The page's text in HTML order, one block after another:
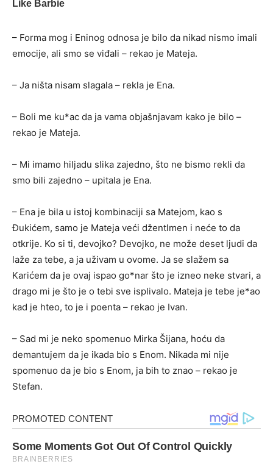
– Forma mog i Eninog odnosa je bilo da nikad nismo imali
emocije, ali smo se viđali – rekao je Mateja.
– Ja ništa nisam slagala – rekla je Ena.
– Boli me ku*ac da ja vama objašnjavam kako je bilo –
rekao je Mateja.
– Mi imamo hiljadu slika zajedno, što ne bismo rekli da
smo bili zajedno – upitala je Ena.
– Ena je bila u istoj kombinaciji sa Matejom, kao s
Đukićem, samo je Mateja veći džentlmen i neće to da
otkrije. Ko si ti, devojko? Devojko, ne može deset ljudi da
laže za tebe, a ja uživam u ovome. Ja se slažem sa
Karićem da je ovaj ispao go*nar što je izneo neke stvari, a
drago mi je što je o tebi sve isplivalo. Mateja je tebe je*ao
kad je hteo, to je i poenta – rekao je Ivan.
– Sad mi je neko spomenuo Mirka Šijana, hoću da
demantujem da je ikada bio s Enom. Nikada mi nije
spomenuo da je bio s Enom, ja bih to znao – rekao je
Stefan.